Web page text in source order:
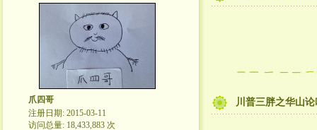
爪四哥
注册日期: 2015-03-11
访问总量: 18,433,883 次
川普三胖之华山论